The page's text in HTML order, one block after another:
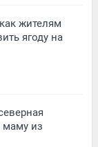
жителям
ягоду на
маму из